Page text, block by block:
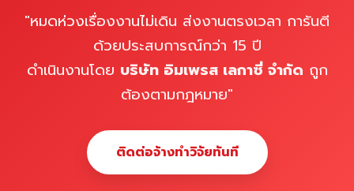
"หมดห่วงเรื่องงานไม่เดิน ส่งงานตรงเวลา การันตี
ด้วยประสบการณ์กว่า 15 ปี
ดำเนินงานโดย บริษัท อิมเพรส เลกาซี่ จำกัด ถูก
ต้องตามกฎหมาย"
ติดต่อจ้างทำวิจัยทันที